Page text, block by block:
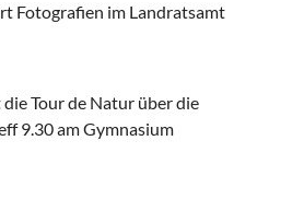
Fotografien im Landratsamt
Tour de Natur über die
9.30 am Gymnasium